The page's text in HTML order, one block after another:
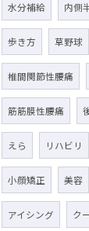
水分補給 内側
歩き方 草野球
椎間関節性腰痛
筋筋膜性腰痛
えら リハビリ
小顔矯正 美容
アイシング ク